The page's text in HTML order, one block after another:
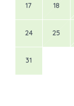
17 18
24 25
31